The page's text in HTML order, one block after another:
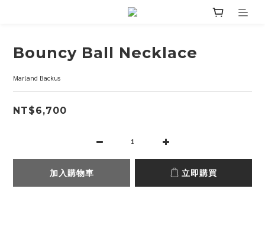
Bouncy Ball Necklace
Marland Backus
NT$6,700
加入購物車 立即購買